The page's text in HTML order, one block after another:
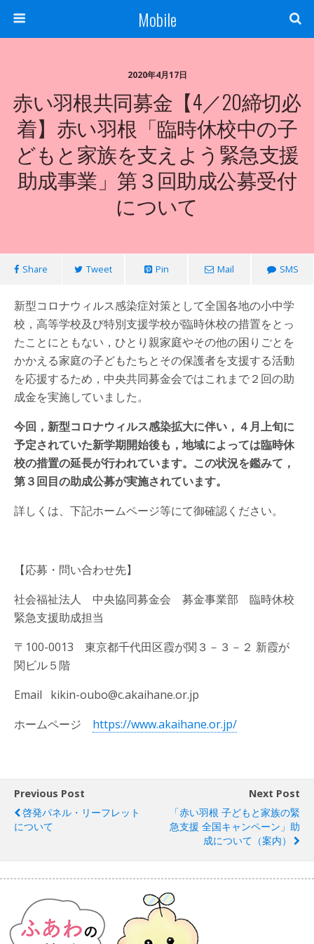
Mobile
2020年4月17日
赤い羽根共同募金【4／20締切必
着】赤い羽根「臨時休校中の子
どもと家族を支えよう緊急支援
助成事業」第３回助成公募受付
について
Share Tweet Pin Mail SMS
新型コロナウィルス感染症対策として全国各地の小中学
校，高等学校及び特別支援学校が臨時休校の措置をとっ
たことにともない，ひとり親家庭やその他の困りごとを
かかえる家庭の子どもたちとその保護者を支援する活動
を応援するため，中央共同募金会ではこれまで２回の助
成金を実施していました。
今回，新型コロナウィルス感染拡大に伴い，４月上旬に
予定されていた新学期開始後も，地域によっては臨時休
校の措置の延長が行われています。この状況を鑑みて，
第３回目の助成公募が実施されています。
詳しくは、下記ホームページ等にて御確認ください。
【応募・問い合わせ先】
社会福祉法人 中央協同募金会 募金事業部 臨時休校
緊急支援助成担当
〒100-0013 東京都千代田区霞が関３－３－２ 新霞が
関ビル５階
Email kikin-oubo@c.akaihane.or.jp
ホームページ https://www.akaihane.or.jp/
Previous Post
啓発パネル・リーフレット
について
Next Post
「赤い羽根 子どもと家族の緊
急支援 全国キャンペーン」助
成について（案内）